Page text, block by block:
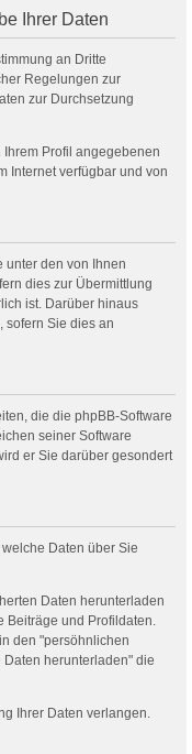
Ihrer Daten
an Dritte
Regelungen zur
zur Durchsetzung
Profil angegebenen
Internet verfügbar und von
unter den von Ihnen
dies zur Übermittlung
ist. Darüber hinaus
sofern Sie dies an
die die phpBB-Software
seiner Software
er Sie darüber gesondert
Daten über Sie
Daten herunterladen
Beiträge und Profildaten.
den "persöhnlichen
herunterladen" die
Ihrer Daten verlangen.